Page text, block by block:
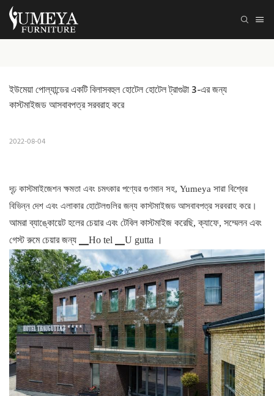
ইউমেয়া পোল্যান্ডের একটি বিলাসবহুল হোটেল হোটেল ট্রাগুট্টা 3-এর জন্য
কাস্টমাইজড আসবাবপত্র সরবরাহ করে
2022-08-04
দৃঢ় কাস্টমাইজেশন ক্ষমতা এবং চমৎকার পণ্যের গুণমান সহ, Yumeya সারা বিশ্বের
বিভিন্ন দেশ এবং এলাকার হোটেলগুলির জন্য কাস্টমাইজড আসবাবপত্র সরবরাহ করে।
আমরা ব্যাঙ্কোয়েট হলের চেয়ার এবং টেবিল কাস্টমাইজ করেছি,ক্যাফে, সম্মেলন এবং
গেস্ট রুমে চেয়ার জন্য
▁Ho tel ▁U gutta ।